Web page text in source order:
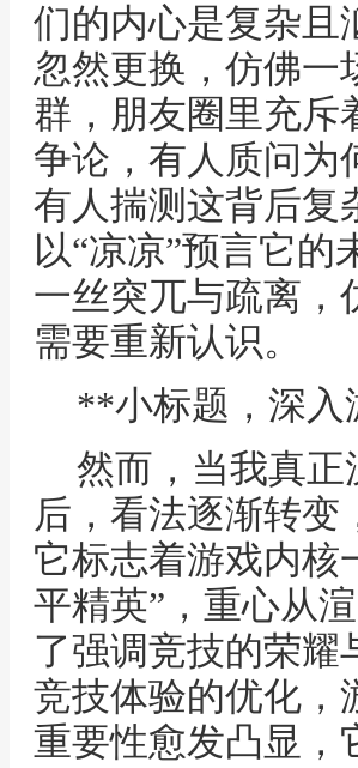
们的内心是复杂且
忽然更换，仿佛一
群，朋友圈里充斥
争论，有人质问为
有人揣测这背后复
以“凉凉”预言它
一丝突兀与疏离，
需要重新认识。
**小标题，深
然而，当我真正
后，看法逐渐转
它标志着游戏内核
平精英”，重心从
了强调竞技的荣耀
竞技体验的优化，
重要性愈发凸显，